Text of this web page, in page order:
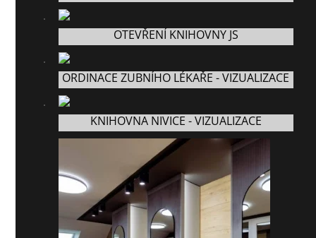
OTEVŘENÍ KNIHOVNY JS
ORDINACE ZUBNÍHO LÉKAŘE - VIZUALIZACE
KNIHOVNA NIVICE - VIZUALIZACE